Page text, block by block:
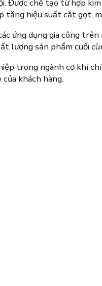
Được chế tạo từ hợp
hiệu suất cắt gọt,
ứng dụng gia công
lượng sản phẩm cuối
trong ngành cơ khí
khách hàng.